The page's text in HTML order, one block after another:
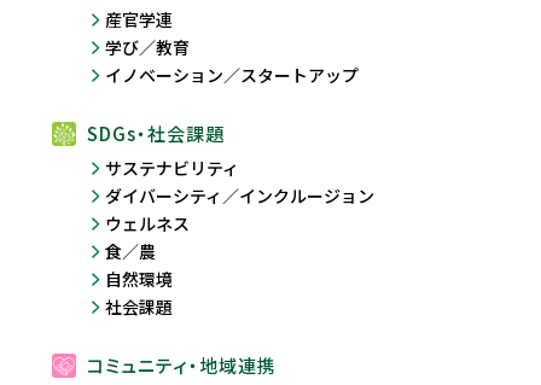
産官学連
学び／教育
イノベーション／スタートアップ
SDGs・社会課題
サステナビリティ
ダイバーシティ／インクルージョン
ウェルネス
食／農
自然環境
社会課題
コミュニティ・地域連携